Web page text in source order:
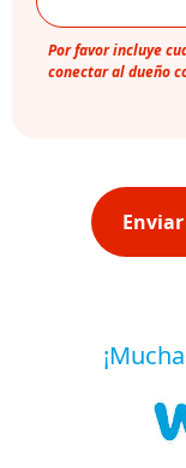
Por favor incluye
conectar al dueño